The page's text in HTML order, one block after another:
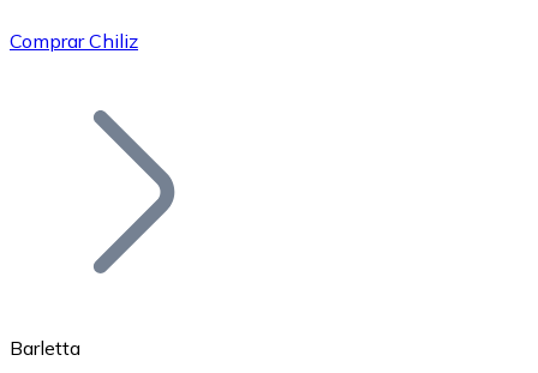
Bitcoin
Comprar Chiliz
Barletta